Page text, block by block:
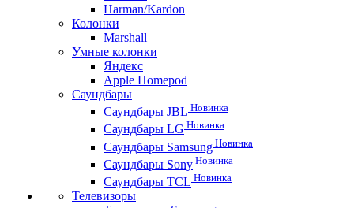
Harman/Kardon
Колонки
Marshall
Умные колонки
Яндекс
Apple Homepod
Саундбары
Саундбары JBL Новинка
Саундбары LG Новинка
Саундбары Samsung Новинка
Саундбары Sony Новинка
Саундбары TCL Новинка
Телевизоры